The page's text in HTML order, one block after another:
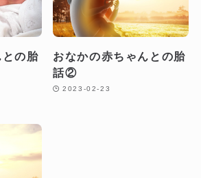
の胎
おなかの赤ちゃんとの胎
話②
2023-02-23